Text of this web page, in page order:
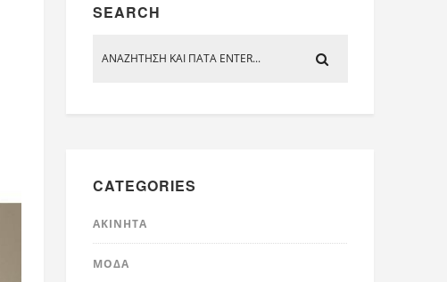
SEARCH
CATEGORIES
ΑΚΊΝΗΤΑ
ΜΌΔΑ